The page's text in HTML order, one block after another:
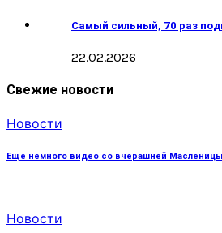
Самый сильный, 70 раз
22.02.2026
Свежие новости
Новости
Еще немного видео со вчерашней
Новости